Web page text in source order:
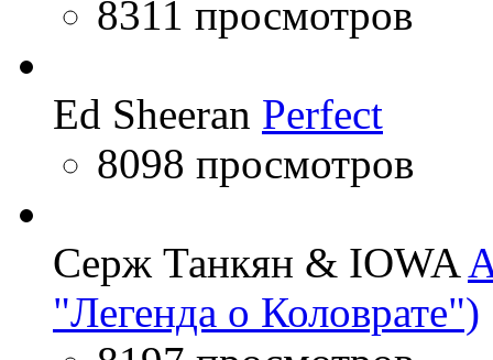
8311 просмотров
Ed Sheeran Perfect
8098 просмотров
Серж Танкян & IOWA
"Легенда о Коловрате")